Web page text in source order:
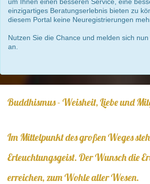
einzigartiges Beratungserlebnis bieten zu
diesem Portal keine Neuregistrierungen
Nutzen Sie die Chance und melden sich
an.
Buddhismus - Weisheit, Liebe und
Im Mittelpunkt des großen Weges
Erleuchtungsgeist. Der Wunsch die
erreichen, zum Wohle aller Wesen.